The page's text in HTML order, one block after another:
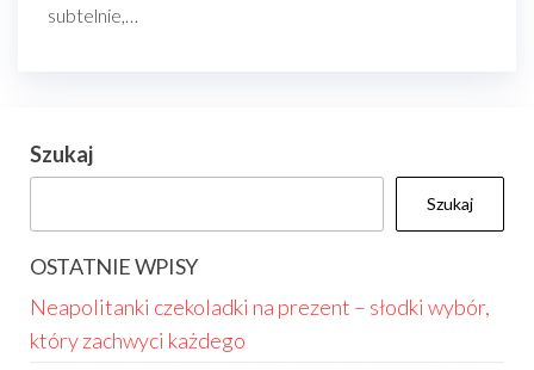
subtelnie,…
Szukaj
Szukaj
OSTATNIE WPISY
Neapolitanki czekoladki na prezent – słodki wybór,
który zachwyci każdego